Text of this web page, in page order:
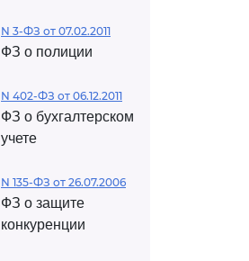
N 3-ФЗ от 07.02.2011
ФЗ о полиции
N 402-ФЗ от 06.12.2011
ФЗ о бухгалтерском
учете
N 135-ФЗ от 26.07.2006
ФЗ о защите
конкуренции